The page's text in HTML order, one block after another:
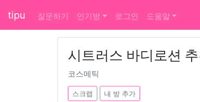
tipu 질문하기 인기방 로그인 도움말
시트러스 바디로션
코스메틱
스크랩 내 방 추가